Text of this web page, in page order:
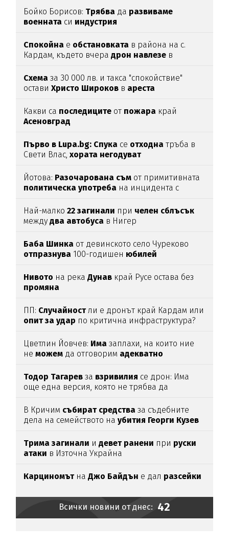
Бойко Борисов: Трябва да развиваме
военната си индустрия
Спокойна е обстановката в района на с.
Кардам, където вчерадрон навлезе в
Схема за 30 000 лв. и такса "спокойствие"
оставиХристо Широков в ареста
Какви са последиците от пожара край
Асеновград
Първо в Lupa.bg: Спука се отходна тръба в
Свети Влас,хората негодуват
Йотова: Разочарована съм от примитивната
политическа употреба на инцидента с
Най-малко22 загинали при челен сблъсък
междудва автобуса в Нигер
Баба Шинка от девинското село Чуреково
отпразнува 100-годишен юбилей
Нивото на рекаДунав край Русе остава без
промяна
ПП: Случайностли е дронът край Кардам или
опит за удар по критична инфраструктура?
Цветлин Йовчев: Има заплахи, на които ние
неможем да отговорим адекватно
Тодор Тагарев за взривилия се дрон: Има
още една версия, която не трябва да
В Кричим събират средства за съдебните
дела на семейството наубития Георги Кузев
Трима загинали идевет ранени при руски
атаки в Източна Украйна
КарциномътнаДжо Байдън е дал разсейки
Всички новини от днес: 42